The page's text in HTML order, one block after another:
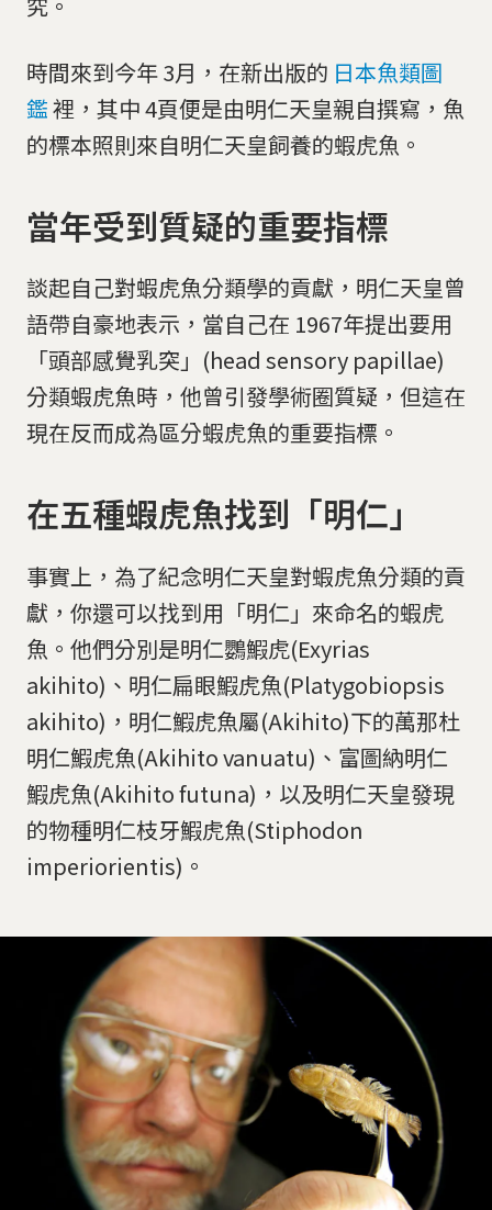
時間來到今年 3月，在新出版的 日本魚類圖
鑑裡，其中 4頁便是由明仁天皇親自撰寫，魚
的標本照則來自明仁天皇飼養的蝦虎魚。
當年受到質疑的重要指標
談起自己對蝦虎魚分類學的貢獻，明仁天皇曾
語帶自豪地表示，當自己在 1967年提出要用
「頭部感覺乳突」(head sensory papillae)
分類蝦虎魚時，他曾引發學術圈質疑，但這在
現在反而成為區分蝦虎魚的重要指標。
在五種蝦虎魚找到「明仁」
事實上，為了紀念明仁天皇對蝦虎魚分類的貢
獻，你還可以找到用「明仁」來命名的蝦虎
魚。他們分別是明仁鸚鰕虎(Exyrias
akihito)、明仁扁眼鰕虎魚(Platygobiopsis
akihito)，明仁鰕虎魚屬(Akihito)下的萬那杜
明仁鰕虎魚(Akihito vanuatu)、富圖納明仁
鰕虎魚(Akihito futuna)，以及明仁天皇發現
的物種明仁枝牙鰕虎魚(Stiphodon
imperiorientis)。